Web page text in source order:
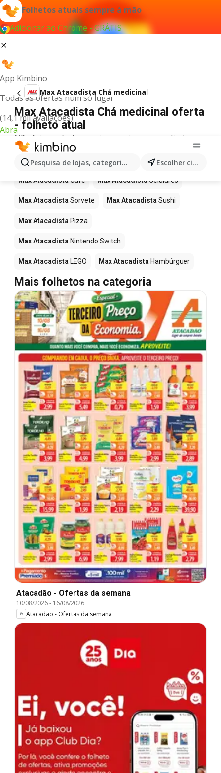
Folhetos atuais sempre à mão
Adicionar ao Chrome - GRÁTIS
App Kimbino
Todas as ofertas num só lugar
(14,1 mil avaliações)
Abra
Pesquisa de lojas, categorias,produtos... Escolher cidade
Max Atacadista Chá medicinal
Max Atacadista Chá medicinal oferta
- folheto atual
Não foi possível encontrar quaisquer resultados
para este termo.
Mais produtos em Max Atacadista
Max Atacadista Café Max Atacadista Celulares
Max Atacadista Sorvete Max Atacadista Sushi
Max Atacadista Pizza
Max Atacadista Nintendo Switch
Max Atacadista LEGO Max Atacadista Hambúrguer
Mais folhetos na categoria
Atacadão - Ofertas da semana
10/08/2026- 16/08/2026
Atacadão - Ofertas da semana